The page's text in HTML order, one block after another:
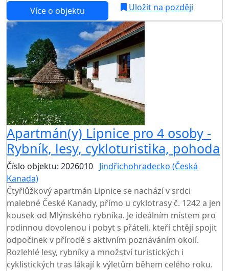
Více o objektu Uložit na později
Apartmán(y) Lipnice pro 4 osoby -
Rybník, lesy, cykloturistika, pohoda
Číslo objektu: 2026010 Jindřichohradecko (Česká
Kanada)
Čtyřlůžkový apartmán Lipnice se nachází v srdci
malebné České Kanady, přímo u cyklotrasy č. 1242 a jen
kousek od Mlýnského rybníka. Je ideálním místem pro
rodinnou dovolenou i pobyt s přáteli, kteří chtějí spojit
odpočinek v přírodě s aktivním poznáváním okolí.
Rozlehlé lesy, rybníky a množství turistických i
cyklistických tras lákají k výletům během celého roku.